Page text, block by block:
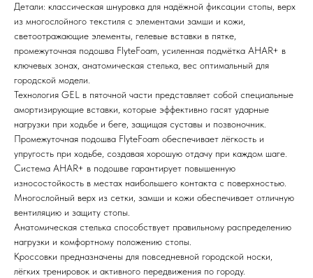
Детали: классическая шнуровка для надёжной фиксации стопы, верх
из многослойного текстиля с элементами замши и кожи,
светоотражающие элементы, гелевые вставки в пятке,
промежуточная подошва FlyteFoam, усиленная подмётка AHAR+ в
ключевых зонах, анатомическая стелька, вес оптимальный для
городской модели.
Технология GEL в пяточной части представляет собой специальные
амортизирующие вставки, которые эффективно гасят ударные
нагрузки при ходьбе и беге, защищая суставы и позвоночник.
Промежуточная подошва FlyteFoam обеспечивает лёгкость и
упругость при ходьбе, создавая хорошую отдачу при каждом шаге.
Система AHAR+ в подошве гарантирует повышенную
износостойкость в местах наибольшего контакта с поверхностью.
Многослойный верх из сетки, замши и кожи обеспечивает отличную
вентиляцию и защиту стопы.
Анатомическая стелька способствует правильному распределению
нагрузки и комфортному положению стопы.
Кроссовки предназначены для повседневной городской носки,
лёгких тренировок и активного передвижения по городу.
Политика конфидениальности
Пользовательское
соглашение
Условия возврата и обмена
Первыми получайте специальные
предложения и узнавайте новинки
Нажимая на кнопку вы соглашаетесь с политикой
конфиденцильности
Г.ПЕРМЬ, УЛ.
ЛУНАЧАРСКОГО, 1 ЭТАЖ,
ВХОД ЧЕРЕЗ ТОРГОВУЮ
ГАЛЕРЕЮ
Адрес магазина
SUBMIT
11:00-21:00
Время работы